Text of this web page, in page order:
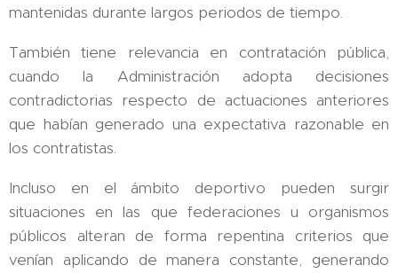
mantenidas durante largos periodos de tiempo.
También tiene relevancia en contratación pública,
cuando la Administración adopta decisiones
contradictorias respecto de actuaciones anteriores
que habían generado una expectativa razonable en
los contratistas.
Incluso en el ámbito deportivo pueden surgir
situaciones en las que federaciones u organismos
públicos alteran de forma repentina criterios que
venían aplicando de manera constante, generando